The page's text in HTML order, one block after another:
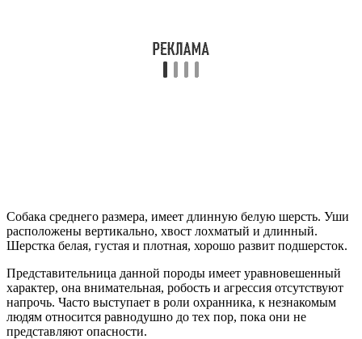
Собака среднего размера, имеет длинную белую шерсть. Уши
расположены вертикально, хвост лохматый и длинный.
Шерстка белая, густая и плотная, хорошо развит подшерсток.
Представительница данной породы имеет уравновешенный
характер, она внимательная, робость и агрессия отсутствуют
напрочь. Часто выступает в роли охранника, к незнакомым
людям относится равнодушно до тех пор, пока они не
представляют опасности.